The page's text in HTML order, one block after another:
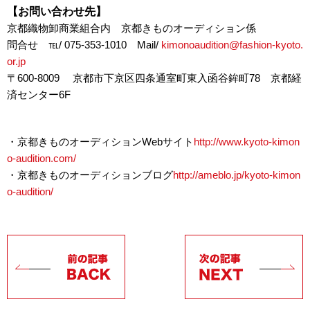
【お問い合わせ先】
京都織物卸商業組合内 京都きものオーディション係
問合せ ℡/ 075-353-1010 Mail/ kimonoaudition@fashion-kyoto.
or.jp
〒600-8009 京都市下京区四条通室町東入函谷鉾町78 京都経
済センター6F
・京都きものオーディションWebサイト http://www.kyoto-kimon
o-audition.com/
・京都きものオーディションブログhttp://ameblo.jp/kyoto-kimon
o-audition/